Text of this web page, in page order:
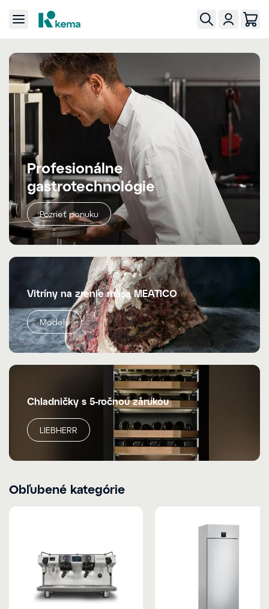
Profesionálne
gastrotechnológie
Pozrieť ponuku
Vitríny na zrenie mäsa MEATICO
Modely
Chladničky s 5-ročnou zárukou
LIEBHERR
Obľubené kategórie